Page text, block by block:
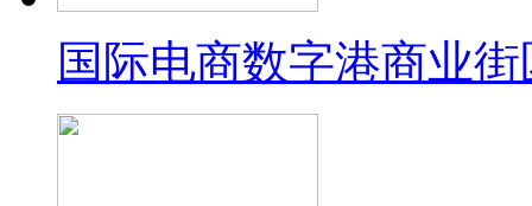
国际电商数字港商业